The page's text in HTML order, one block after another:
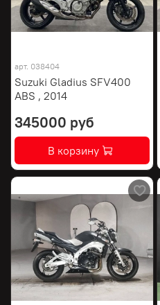
арт. 038404
Suzuki Gladius SFV400
ABS , 2014
345000 руб
В корзину